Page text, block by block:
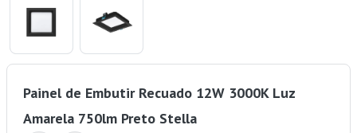
Painel de Embutir Recuado 12W 3000K Luz
Amarela 750lm Preto Stella